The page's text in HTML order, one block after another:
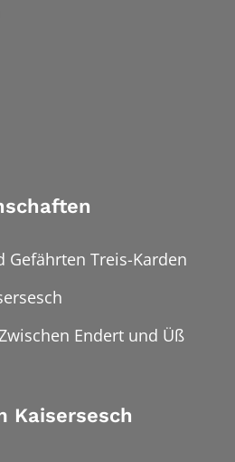
Gefährten Treis-Karden
Endert und Üß
Kaisersesch